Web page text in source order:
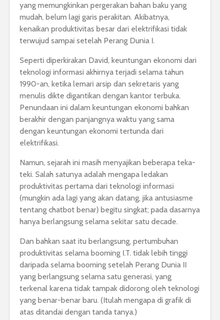
yang memungkinkan pergerakan bahan baku yang
mudah, belum lagi garis perakitan. Akibatnya,
kenaikan produktivitas besar dari elektrifikasi tidak
terwujud sampai setelah Perang Dunia I.
Seperti diperkirakan David, keuntungan ekonomi dari
teknologi informasi akhirnya terjadi selama tahun
1990-an, ketika lemari arsip dan sekretaris yang
menulis dikte digantikan dengan kantor terbuka.
Penundaan ini dalam keuntungan ekonomi bahkan
berakhir dengan panjangnya waktu yang sama
dengan keuntungan ekonomi tertunda dari
elektrifikasi.
Namun, sejarah ini masih menyajikan beberapa teka-
teki. Salah satunya adalah mengapa ledakan
produktivitas pertama dari teknologi informasi
(mungkin ada lagi yang akan datang, jika antusiasme
tentang chatbot benar) begitu singkat; pada dasarnya
hanya berlangsung selama sekitar satu decade.
Dan bahkan saat itu berlangsung, pertumbuhan
produktivitas selama booming I.T. tidak lebih tinggi
daripada selama booming setelah Perang Dunia II
yang berlangsung selama satu generasi, yang
terkenal karena tidak tampak didorong oleh teknologi
yang benar-benar baru. (Itulah mengapa di grafik di
atas ditandai dengan tanda tanya.)